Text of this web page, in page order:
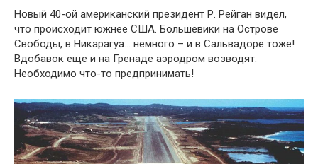
Новый 40-ой американский президент Р. Рейган видел,
что происходит южнее США. Большевики на Острове
Свободы, в Никарагуа… немного – и в Сальвадоре тоже!
Вдобавок еще и на Гренаде аэродром возводят.
Необходимо что-то предпринимать!